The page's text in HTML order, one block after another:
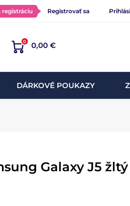
registráciu Registrovať sa
0 0,00 €
DÁRKOVÉ POUKAZY
Galaxy J5 žltý